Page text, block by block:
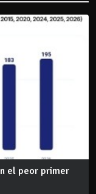
el peor primer